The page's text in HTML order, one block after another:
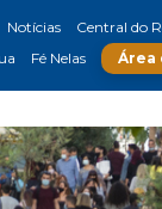
Notícias Central do
Fé Nelas Área